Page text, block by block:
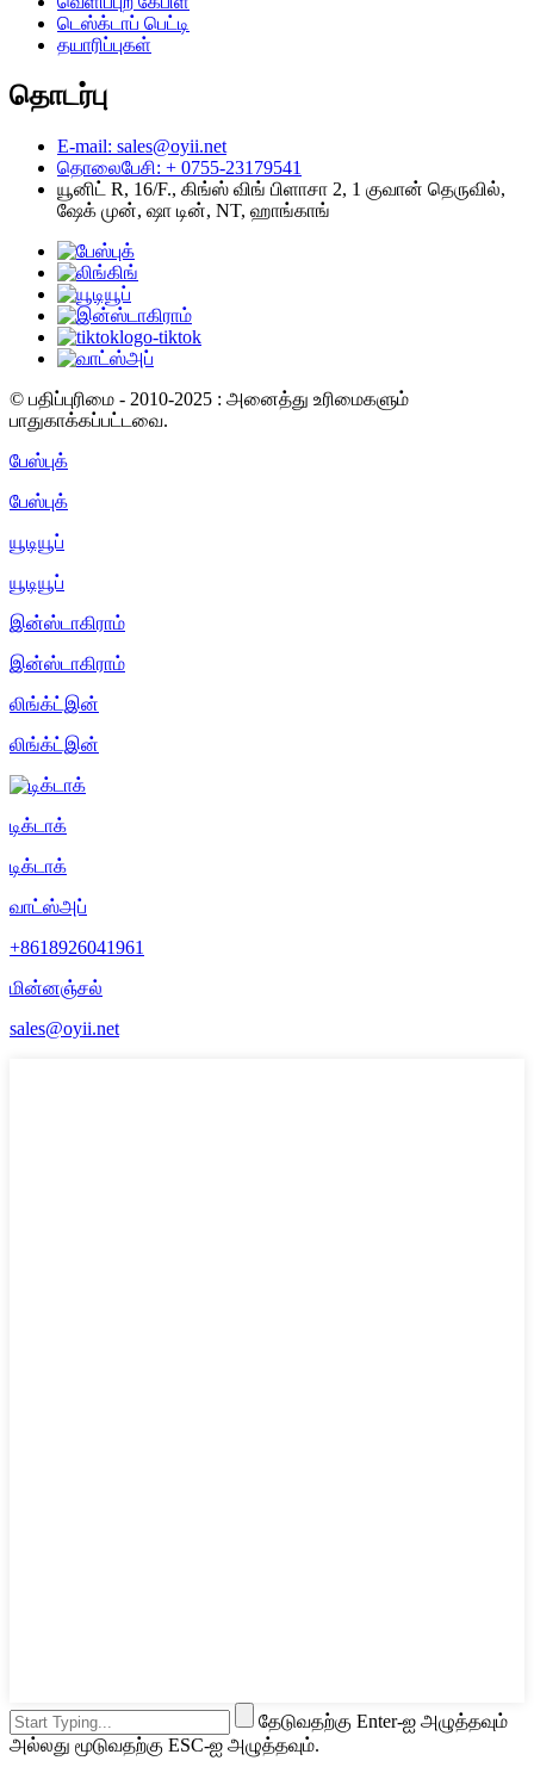
டெஸ்க்டாப் பெட்டி
தயாரிப்புகள்
தொடர்பு
E-mail: sales@oyii.net
தொலைபேசி: + 0755-23179541
யூனிட் R, 16/F., கிங்ஸ் விங் பிளாசா 2, 1 குவான் தெருவில்,
ஷேக் முன், ஷா டின், NT, ஹாங்காங்
© பதிப்புரிமை - 2010-2025 : அனைத்து உரிமைகளும்
பாதுகாக்கப்பட்டவை.
பேஸ்புக்
பேஸ்புக்
யூடியூப்
யூடியூப்
இன்ஸ்டாகிராம்
இன்ஸ்டாகிராம்
லிங்க்ட்இன்
லிங்க்ட்இன்
டிக்டாக்
டிக்டாக்
வாட்ஸ்அப்
+8618926041961
மின்னஞ்சல்
sales@oyii.net
தேடுவதற்கு Enter-ஐ அழுத்தவும்
அல்லது மூடுவதற்கு ESC-ஐ அழுத்தவும்.